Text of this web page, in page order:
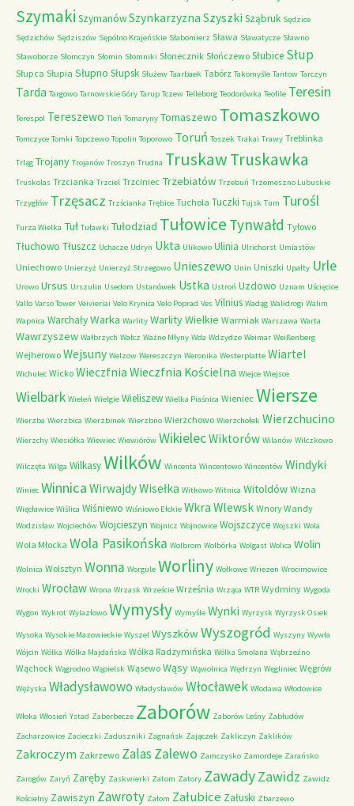
Szymaki SzymanówSzynkarzyzna Szyszki Sząbruk Sędzice
Sędzichów Sędziszów Sępólno Krajeńskie Słabomierz Sława Sławatycze Sławno
Sławoborze Słomczyn Słomin Słomniki Słonecznik Słończewo Słubice Słup
Słupca Słupia Słupno Słupsk Służew Taarbaek Tabórz Takomyśle Tantow Tarczyn
Tarda Targowo Tarnowskie Góry Tarup Tczew Telleborg Teodorówka Teofile Teresin
Terespol Tereszewo Tleń Tomaryny Tomaszewo Tomaszkowo
Tomczyce Tomki Topczewo Topolin Toporowo Toruń Toszek Trakai Trawy Treblinka
Trląg Trojany Trojanów Troszyn Trudna TruskawTruskawka
Truskolas Trzcianka Trzciel Trzciniec Trzebiatów Trzebuń Trzemeszno Lubuskie
Trzygłów Trzęsacz Trzścianka Trębice Tuchola Tuczki Tujsk Tum Turośl
Turza Wielka Tuł Tuławki Tułodziad Tułowice Tynwałd Tyłowo
Tłuchowo Tłuszcz Uchacze Udryn Ukta Ulikowo Ulinia Ulrichorst Umiastów
Uniechowo Unierzyż Unierzyż Strzegowo Unieszewo Unin Uniszki Upałty Urle
Urowo Ursus Urszulin Usedom Ustanówek Ustka Ustroń Uzdowo Uznam Uścięcice
Vallo Varso Tower Veivieriai Velo Krynica Velo Poprad Ves Vilnius Wadąg Walidrogi Walim
Wapnica WarchałyWarka Warlity Warlity Wielkie Warmiak Warszawa Warta
Wawrzyszew Wałbrzych Wałcz Ważne Młyny Wda Wdzydze Weimar Weißenberg
Wejherowo Wejsuny Welzow Wereszczyn Weronika Westerplatte Wiartel
Wichulec Wicko Wieczfnia Wieczfnia Kościelna Wiejce Wiejsce
Wielbark Wieleń Wielgie Wieliszew Wielka Piaśnica Wieniec Wiersze
Wierzba Wierzbica Wierzbinek Wierzbno Wierzchowo Wierzchołek Wierzchucino
Wierzchy Wiesiółka Wiewiec Wiewiórów WikielecWiktorów Wilanów Wilczkowo
Wilczęta Wilga WilkasyWilków Wincenta Wincentowo Wincentów Windyki
Winiec Winnica WirwajdyWisełka Witkowo Witnica Witoldów Wizna
Więcławice Wiślica Wiśniewo Wiśniowo Ełckie Wkra Wlewsk Wnory Wandy
Wodzisław Wojciechów Wojcieszyn Wojnicz Wojnowice Wojszczyce Wojszki Wola
Wola Młocka Wola Pasikońska Wolbrom Wolbórka Wolgast Wolica Wolin
Wolnica Wolsztyn Wonna Worgule Worliny Wołkowe Wriezen Wrocimowice
Wrocki Wrocław Wrona Wrzask Wrzeście Września Wrząca WTR Wydminy Wygoda
Wygon Wykrot Wylazłowo Wymysły Wymyśle Wynki Wyrzysk Wyrzysk Osiek
Wysoka Wysokie Mazowieckie Wyszel WyszkówWyszogród Wyszyny Wywła
Wójcin Wólka Wólka Majdańska Wólka Radzymińska Wólka Smolana Wąbrzeźno
Wąchock Wągrodno Wąpielsk Wąsewo Wąsy Wąwolnica Wędrzyn Węgliniec Węgrów
Wężyska Władysławowo Władysławów Włocławek Włodawa Włodowice
Włoka Włosień Ystad Zaberbecze Zaborów Zaborów Leśny Zabłudów
Zacharzowice Zacieczki Zaduszniki Zagnańsk Zajączek Zakliczyn Zaklików
Zakroczym Zakrzewo ZalasZalewo Zamczysko Zamordeje Zarańsko
Zarogów Zaryń Zaręby Zaskwierki Zatom Zatory ZawadyZawidz Zawidz
Kościelny Zawiszyn Zawroty Załom Załubice Załuski Zbarzewo